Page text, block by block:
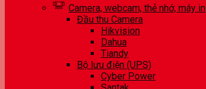
Camera, webcam, thẻ nhớ, máy in
Đầu thu Camera
Hikvision
Dahua
Tiandy
Bộ lưu điện (UPS)
Cyber Power